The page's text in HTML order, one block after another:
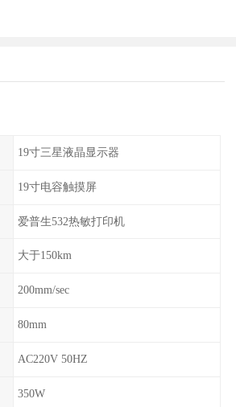
19寸三星液晶显示器
19寸电容触摸屏
爱普生532热敏打印机
大于150km
200mm/sec
80mm
AC220V 50HZ
350W